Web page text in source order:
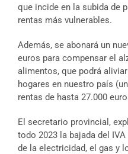
que incide en la subida de
rentas más vulnerables.
Además, se abonará un
euros para compensar el
alimentos, que podrá
hogares en nuestro país
rentas de hasta 27.000
El secretario provincial,
todo 2023 la bajada del
de la electricidad, el gas y